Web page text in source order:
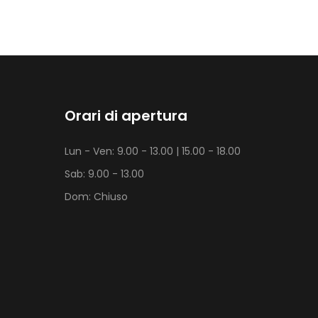
Orari di apertura
Lun - Ven: 9.00 - 13.00 | 15.00 - 18.00
Sab: 9.00 - 13.00
Dom: Chiuso